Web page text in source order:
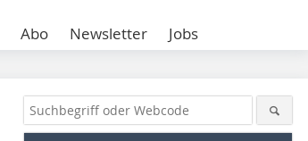
Abo Newsletter Jobs